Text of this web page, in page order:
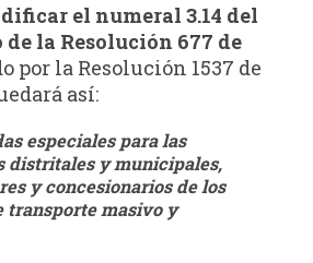
el numeral 3.14 del
la Resolución 677 de
por la Resolución 1537 de
así:
especiales para las
distritales y municipales,
y concesionarios de los
transporte masivo y